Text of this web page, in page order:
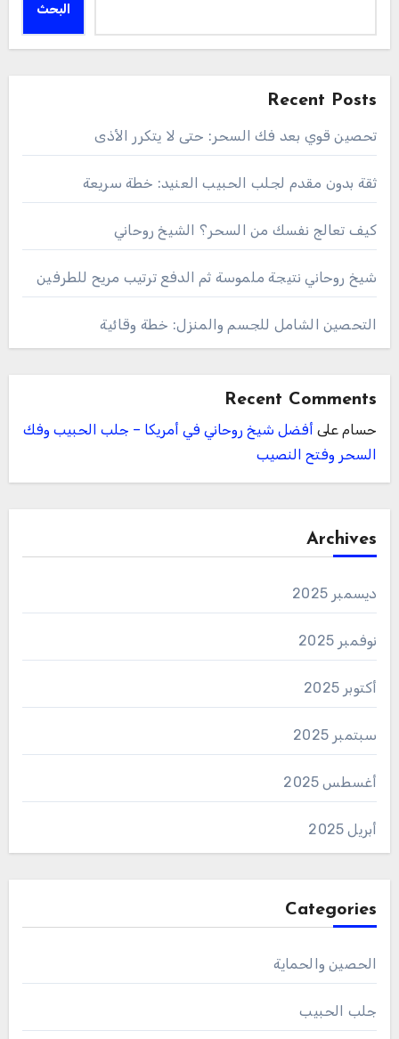
البحث
Recent Posts
تحصين قوي بعد فك السحر: حتى لا يتكرر الأذى
ثقة بدون مقدم لجلب الحبيب العنيد: خطة سريعة
كيف تعالج نفسك من السحر؟ الشيخ روحاني
شيخ روحاني نتيجة ملموسة ثم الدفع ترتيب مريح للطرفين
التحصين الشامل للجسم والمنزل: خطة وقائية
Recent Comments
حسام على أفضل شيخ روحاني في أمريكا – جلب الحبيب وفك
السحر وفتح النصيب
Archives
ديسمبر 2025
نوفمبر 2025
أكتوبر 2025
سبتمبر 2025
أغسطس 2025
أبريل 2025
Categories
الحصين والحماية
جلب الحبيب